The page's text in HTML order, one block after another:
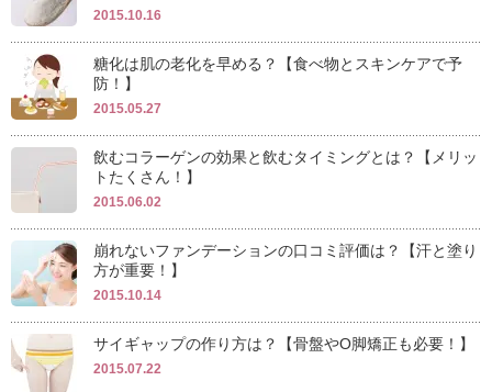
2015.10.16
糖化は肌の老化を早める？【食べ物とスキンケアで予
防！】
2015.05.27
飲むコラーゲンの効果と飲むタイミングとは？【メリッ
トたくさん！】
2015.06.02
崩れないファンデーションの口コミ評価は？【汗と塗り
方が重要！】
2015.10.14
サイギャップの作り方は？【骨盤やO脚矯正も必要！】
2015.07.22